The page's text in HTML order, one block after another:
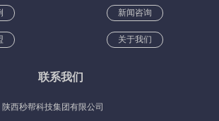
新闻咨询
关于我们
联系我们
陕西秒帮科技集团有限公司